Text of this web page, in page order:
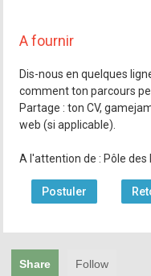
A fournir
Dis-nous en quelques
comment ton parcours
Partage : ton CV,
web (si applicable).
A l'attention de : Pôle des
Postuler
Share Follow